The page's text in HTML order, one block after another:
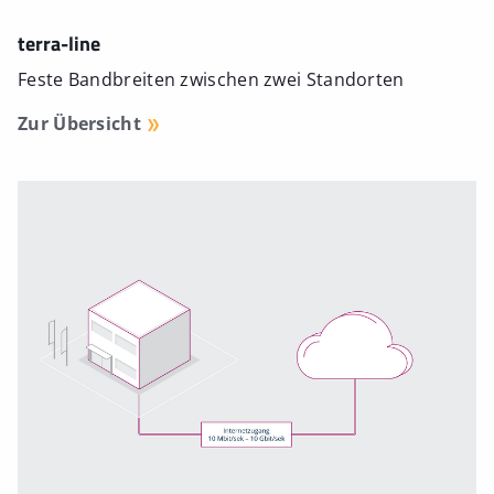
terra-line
Feste Bandbreiten zwischen zwei Standorten
Zur Übersicht